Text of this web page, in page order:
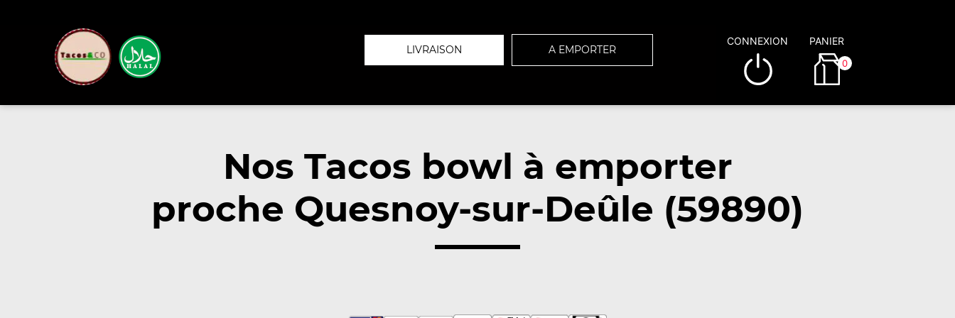
LIVRAISON A EMPORTER
CONNEXION PANIER
0
Nos Tacos bowl à emporter
proche Quesnoy-sur-Deûle (59890)